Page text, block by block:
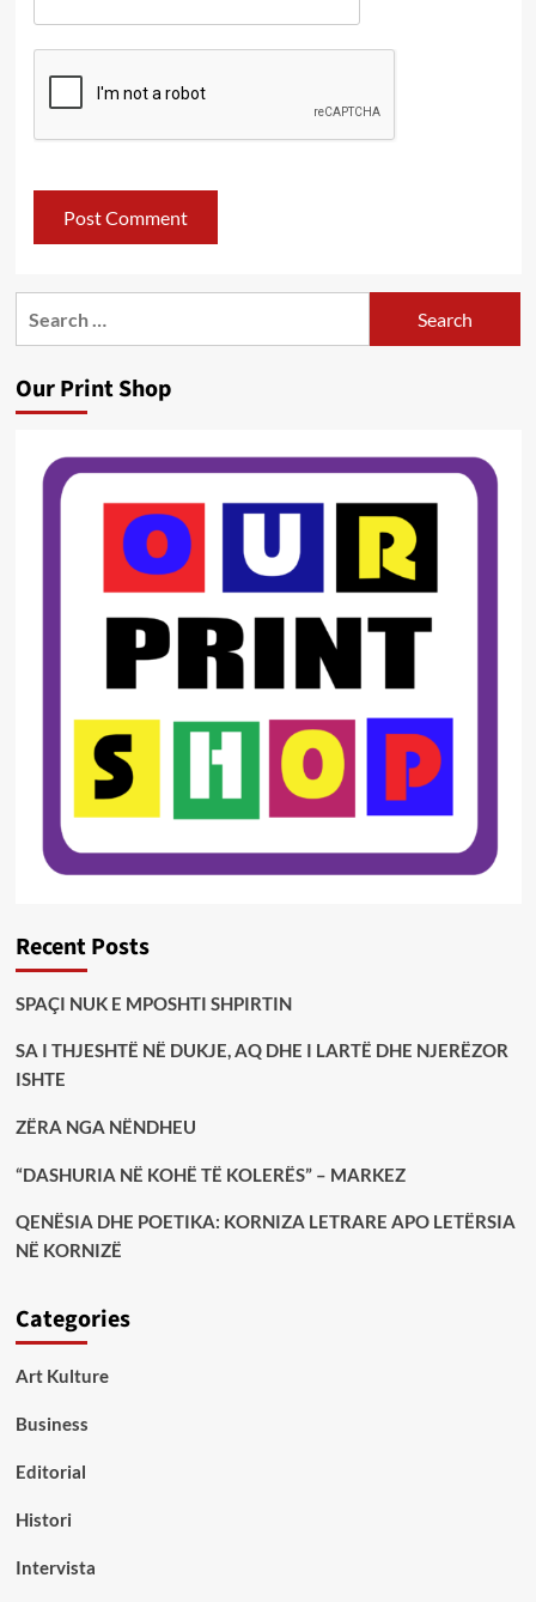
Our Print Shop
Recent Posts
SPAÇI NUK E MPOSHTI SHPIRTIN
SA I THJESHTË NË DUKJE, AQ DHE I LARTË DHE NJERËZOR
ISHTE
ZËRA NGA NËNDHEU
“DASHURIA NË KOHË TË KOLERËS” – MARKEZ
QENËSIA DHE POETIKA: KORNIZA LETRARE APO LETËRSIA
NË KORNIZË
Categories
Art Kulture
Business
Editorial
Histori
Intervista